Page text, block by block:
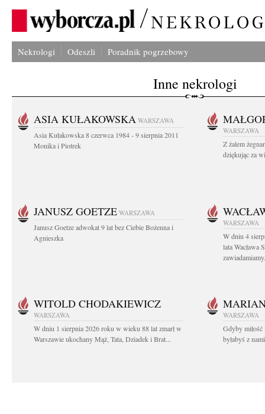
Nekrologi Odeszli Poradnik pogrzebowy
Inne nekrologi
ASIA KUŁAKOWSKA WARSZAWA
Asia Kułakowska 8 czerwca 1984 - 9 sierpnia 2011
Monika i Piotrek
WARSZAWA
Z żalem
dziękując za
JANUSZ GOETZE WARSZAWA
Janusz Goetze adwokat 9 lat bez Ciebie Bożenna i
Agnieszka
WARSZAWA
W dniu 4
lata Wacława
WITOLD CHODAKIEWICZ
WARSZAWA
W dniu 1 sierpnia 2026 roku w wieku 88 lat zmarł w
Warszawie ukochany Mąż, Tata, Dziadek i Brat...
WARSZAWA
Gdyby miłość
byłabyś z